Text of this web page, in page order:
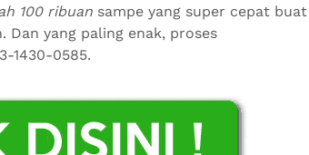
100 ribuan sampe yang super cepat buat
Dan yang paling enak, proses
1430-0585.